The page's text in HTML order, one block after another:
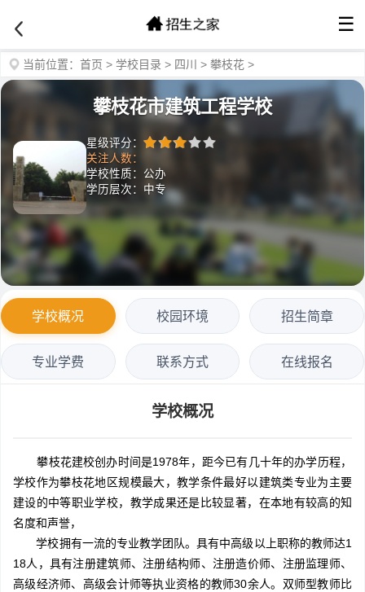
☰
当前位置： 首页 > 学校目录 > 四川 > 攀枝花 >
攀枝花市建筑工程学校
星级评分：
关注人数：
学校性质：公办
学历层次：中专
学校概况 校园环境 招生简章
专业学费 联系方式 在线报名
学校概况
攀枝花建校创办时间是1978年，距今已有几十年的办学历程，
学校作为攀枝花地区规模最大，教学条件最好以建筑类专业为主要
建设的中等职业学校，教学成果还是比较显著，在本地有较高的知
名度和声誉，
学校拥有一流的专业教学团队。具有中高级以上职称的教师达1
18人，具有注册建筑师、注册结构师、注册造价师、注册监理师、
高级经济师、高级会计师等执业资格的教师30余人。双师型教师比